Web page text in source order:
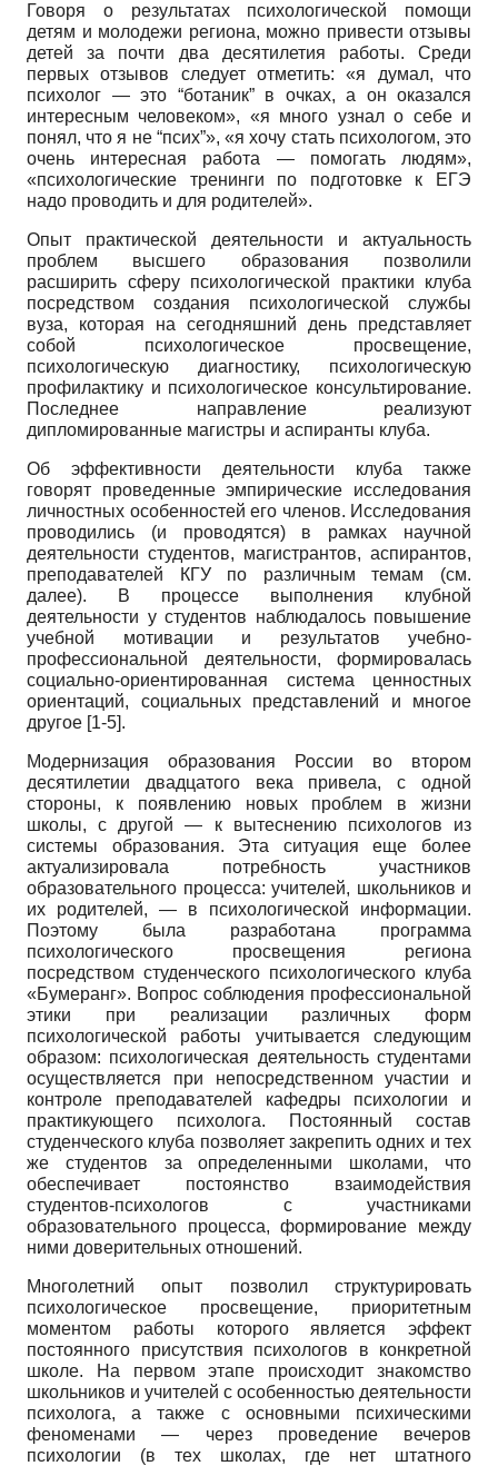
Говоря о результатах психологической помощи
детям и молодежи региона, можно привести отзывы
детей за почти два десятилетия работы. Среди
первых отзывов следует отметить: «я думал, что
психолог — это “ботаник” в очках, а он оказался
интересным человеком», «я много узнал о себе и
понял, что я не “псих”», «я хочу стать психологом, это
очень интересная работа — помогать людям»,
«психологические тренинги по подготовке к ЕГЭ
надо проводить и для родителей».
Опыт практической деятельности и актуальность
проблем высшего образования позволили
расширить сферу психологической практики клуба
посредством создания психологической службы
вуза, которая на сегодняшний день представляет
собой психологическое просвещение,
психологическую диагностику, психологическую
профилактику и психологическое консультирование.
Последнее направление реализуют
дипломированные магистры и аспиранты клуба.
Об эффективности деятельности клуба также
говорят проведенные эмпирические исследования
личностных особенностей его членов. Исследования
проводились (и проводятся) в рамках научной
деятельности студентов, магистрантов, аспирантов,
преподавателей КГУ по различным темам (см.
далее). В процессе выполнения клубной
деятельности у студентов наблюдалось повышение
учебной мотивации и результатов учебно-
профессиональной деятельности, формировалась
социально-ориентированная система ценностных
ориентаций, социальных представлений и многое
другое [1-5].
Модернизация образования России во втором
десятилетии двадцатого века привела, с одной
стороны, к появлению новых проблем в жизни
школы, с другой — к вытеснению психологов из
системы образования. Эта ситуация еще более
актуализировала потребность участников
образовательного процесса: учителей, школьников и
их родителей, — в психологической информации.
Поэтому была разработана программа
психологического просвещения региона
посредством студенческого психологического клуба
«Бумеранг». Вопрос соблюдения профессиональной
этики при реализации различных форм
психологической работы учитывается следующим
образом: психологическая деятельность студентами
осуществляется при непосредственном участии и
контроле преподавателей кафедры психологии и
практикующего психолога. Постоянный состав
студенческого клуба позволяет закрепить одних и тех
же студентов за определенными школами, что
обеспечивает постоянство взаимодействия
студентов-психологов с участниками
образовательного процесса, формирование между
ними доверительных отношений.
Многолетний опыт позволил структурировать
психологическое просвещение, приоритетным
моментом работы которого является эффект
постоянного присутствия психологов в конкретной
школе. На первом этапе происходит знакомство
школьников и учителей с особенностью деятельности
психолога, а также с основными психическими
феноменами — через проведение вечеров
психологии (в тех школах, где нет штатного